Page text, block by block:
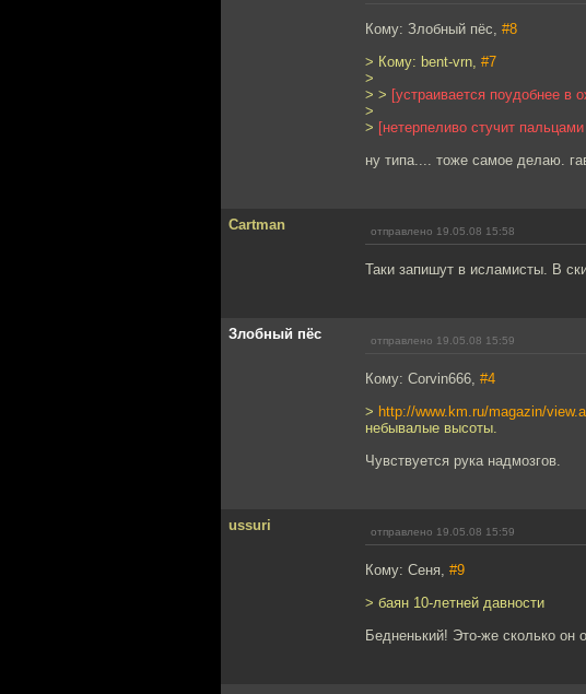
Кому: Злобный пёс, #8
> Кому: bent-vrn, #7
>
> > [устраивается поудобнее в
>
> [нетерпеливо стучит
ну типа.... тоже самое делаю.
Cartman отправлено 19.05.08 15:58
Таки запишут в исламисты. В
Злобный пёс отправлено 19.05.08 15:59
Кому: Corvin666, #4
> http://www.km.ru/magazin/
небывалые высоты.
Чувствуется рука надмозгов.
ussuri отправлено 19.05.08 15:59
Кому: Сеня, #9
> баян 10-летней давности
Бедненький! Это-же сколько он